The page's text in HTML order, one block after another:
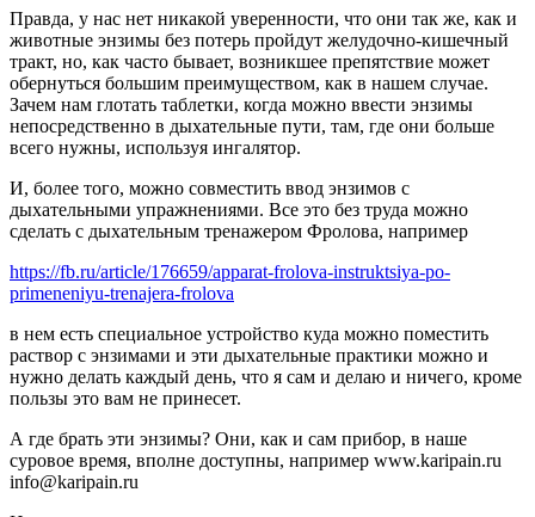
Правда, у нас нет никакой уверенности, что они так же, как и
животные энзимы без потерь пройдут желудочно-кишечный
тракт, но, как часто бывает, возникшее препятствие может
обернуться большим преимуществом, как в нашем случае.
Зачем нам глотать таблетки, когда можно ввести энзимы
непосредственно в дыхательные пути, там, где они больше
всего нужны, используя ингалятор.
И, более того, можно совместить ввод энзимов с
дыхательными упражнениями. Все это без труда можно
сделать с дыхательным тренажером Фролова, например
https://fb.ru/article/176659/apparat-frolova-instruktsiya-po-
primeneniyu-trenajera-frolova
в нем есть специальное устройство куда можно поместить
раствор с энзимами и эти дыхательные практики можно и
нужно делать каждый день, что я сам и делаю и ничего, кроме
пользы это вам не принесет.
А где брать эти энзимы? Они, как и сам прибор, в наше
суровое время, вполне доступны, например www.karipain.ru
info@karipain.ru